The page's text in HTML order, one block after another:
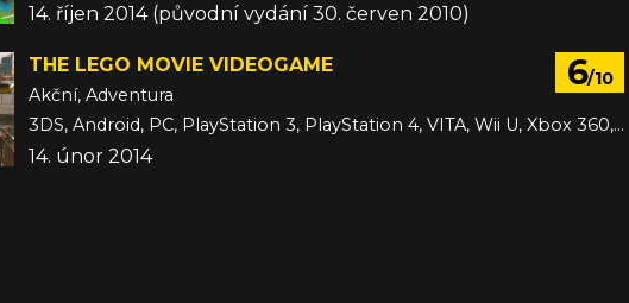
14. říjen 2014 (původní vydání 30. červen 2010)
6/10
THE LEGO MOVIE VIDEOGAME
Akční, Adventura
3DS, Android, PC, PlayStation 3, PlayStation 4, VITA, Wii U, Xbox 360, Xbox One, iOS
14. únor 2014